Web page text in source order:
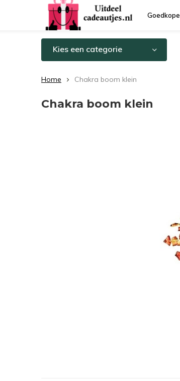
Goedkope
Kies een categorie
Home Chakra boom klein
Chakra boom klein